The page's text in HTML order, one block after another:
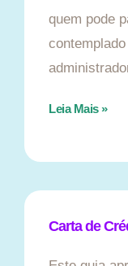
quem pode
Leia Mais »
Carta de